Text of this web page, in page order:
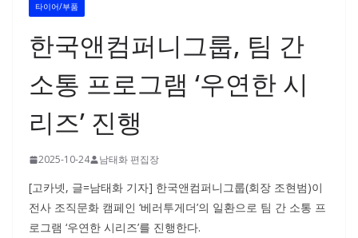
타이어/부품
한국앤컴퍼니그룹, 팀 간
소통 프로그램 ‘우연한 시
리즈’ 진행
2025-10-24 남태화 편집장
[고카넷, 글=남태화 기자] 한국앤컴퍼니그룹(회장 조현범)이
전사 조직문화 캠페인 ‘베러투게더’의 일환으로 팀 간 소통 프
로그램 ‘우연한 시리즈’를 진행한다.